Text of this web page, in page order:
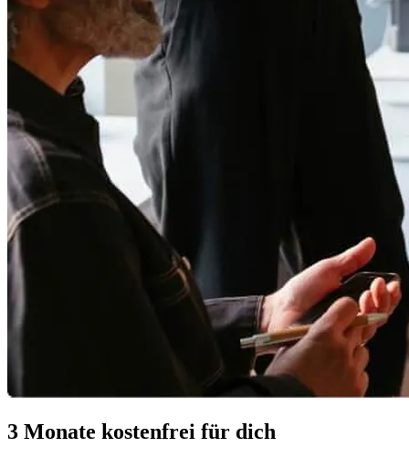
3 Monate kostenfrei für dich